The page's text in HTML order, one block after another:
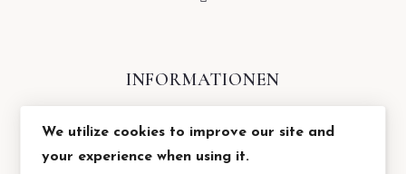
INFORMATIONEN
Datenschutzerklärung
We utilize cookies to improve our site and
your experience when using it.